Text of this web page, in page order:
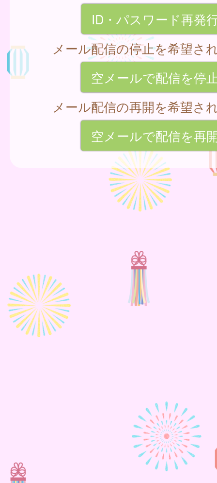
ID・パスワード再発
メール配信の停止を希望さ
空メールで配信を停
メール配信の再開を希望さ
空メールで配信を再